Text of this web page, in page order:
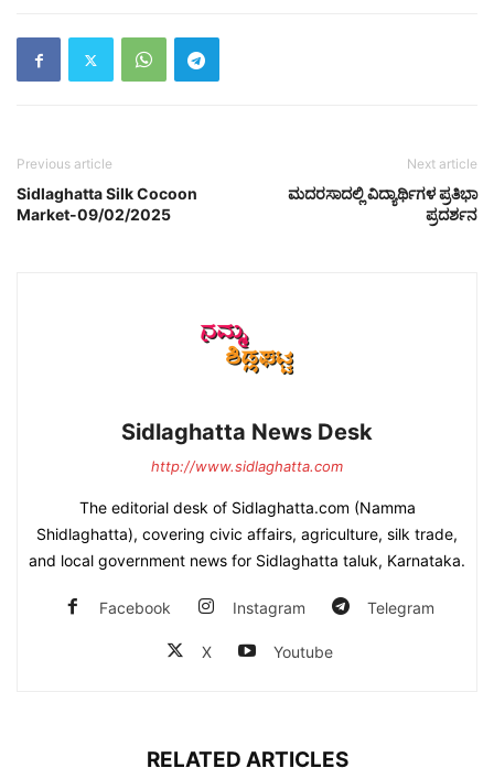
Previous article
Sidlaghatta Silk Cocoon
Market-09/02/2025
Next article
ಮದರಸಾದಲ್ಲಿ ವಿದ್ಯಾರ್ಥಿಗಳ ಪ್ರತಿಭಾ
ಪ್ರದರ್ಶನ
Sidlaghatta News Desk
http://www.sidlaghatta.com
The editorial desk of Sidlaghatta.com (Namma
Shidlaghatta), covering civic affairs, agriculture, silk trade,
and local government news for Sidlaghatta taluk, Karnataka.
Facebook Instagram Telegram
X Youtube
RELATED ARTICLES